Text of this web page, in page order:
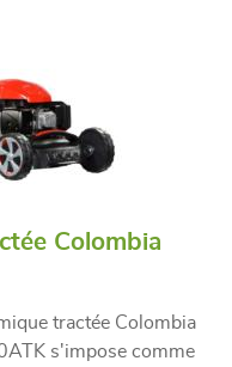
Colombia
tractée Colombia
s'impose comme